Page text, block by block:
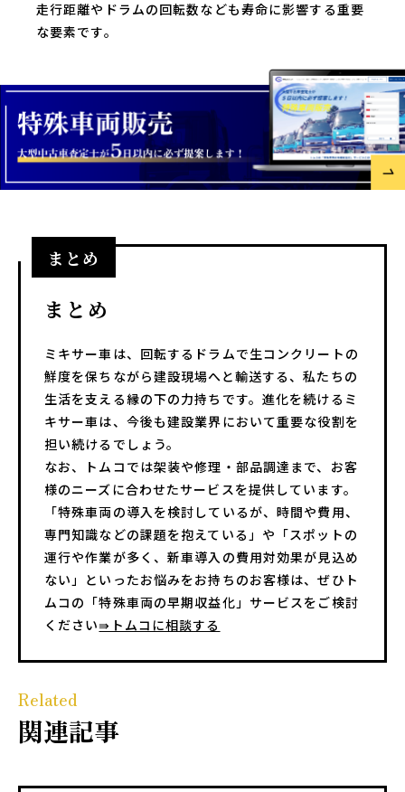
走行距離やドラムの回転数なども寿命に影響する重要
な要素です。
まとめ
まとめ
ミキサー車は、回転するドラムで生コンクリートの
鮮度を保ちながら建設現場へと輸送する、私たちの
生活を支える縁の下の力持ちです。進化を続けるミ
キサー車は、今後も建設業界において重要な役割を
担い続けるでしょう。
なお、トムコでは架装や修理・部品調達まで、お客
様のニーズに合わせたサービスを提供しています。
「特殊車両の導入を検討しているが、時間や費用、
専門知識などの課題を抱えている」や「スポットの
運行や作業が多く、新車導入の費用対効果が見込め
ない」といったお悩みをお持ちのお客様は、ぜひト
ムコの「特殊車両の早期収益化」サービスをご検討
ください⇛トムコに相談する
Related
関連記事